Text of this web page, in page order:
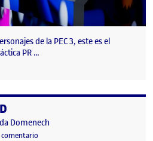
de la PEC 3, este es el
PR …
Domenech
comentario